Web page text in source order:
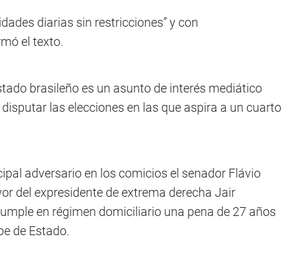
diarias sin restricciones” y con
el texto.
brasileño es un asunto de interés mediático
las elecciones en las que aspira a un cuarto
adversario en los comicios el senador Flávio
del expresidente de extrema derecha Jair
en régimen domiciliario una pena de 27 años
de Estado.